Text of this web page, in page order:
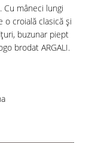
Cu mâneci lungi
o croială clasică și
buzunar piept
brodat ARGALI.